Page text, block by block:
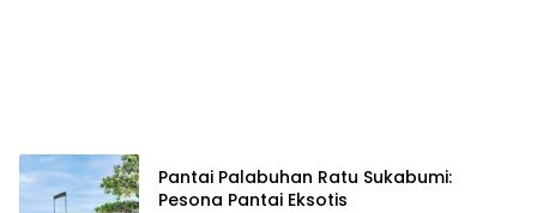
Pantai Palabuhan Ratu Sukabumi:
Pesona Pantai Eksotis